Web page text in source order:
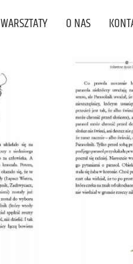
WARSZTATY O NAS